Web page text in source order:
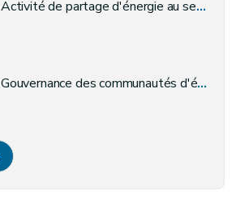
Activité de partage d'énergie au sein d'un même bâtiment
Gouvernance des communautés d'énergie
Création d'une communauté d'énergie